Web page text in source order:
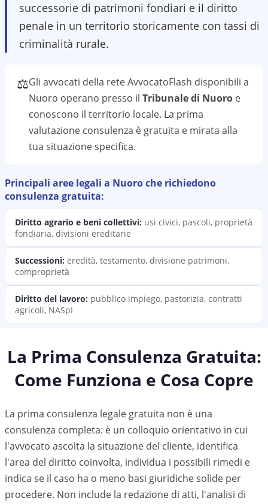
successorie di patrimoni fondiari e il diritto
penale in un territorio storicamente con tassi di
criminalità rurale.
⚖️Gli avvocati della rete AvvocatoFlash disponibili a
Nuoro operano presso il Tribunale di Nuoro e
conoscono il territorio locale. La prima
valutazione consulenza è gratuita e mirata alla
tua situazione specifica.
Principali aree legali a Nuoroche richiedono
consulenza gratuita:
Diritto agrario e beni collettivi: usi civici, pascoli, proprietà
fondiaria, divisioni ereditarie
Successioni: eredità, testamento, divisione patrimoni,
comproprietà
Diritto del lavoro: pubblico impiego, pastorizia, contratti
agricoli, NASpI
La Prima Consulenza Gratuita:
Come Funziona e Cosa Copre
La prima consulenza legale gratuita non è una
consulenza completa: è un colloquio orientativo in cui
l'avvocato ascolta la situazione del cliente, identifica
l'area del diritto coinvolta, individua i possibili rimedi e
indica se il caso ha o meno basi giuridiche solide per
procedere. Non include la redazione di atti, l'analisi di